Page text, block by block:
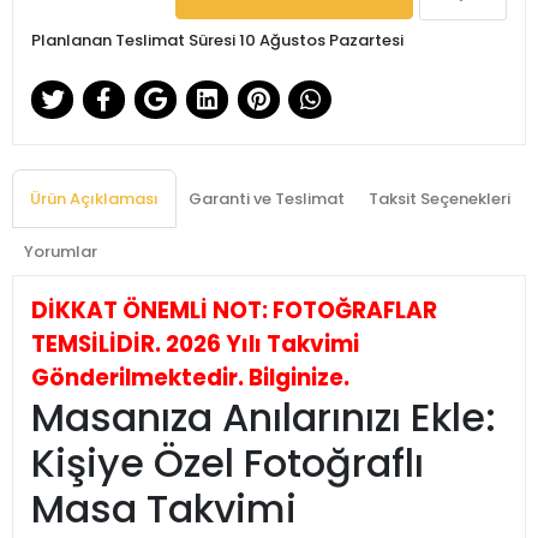
Planlanan Teslimat Süresi 10 Ağustos Pazartesi
Ürün Açıklaması Garanti ve Teslimat Taksit Seçenekleri
Yorumlar
DİKKAT ÖNEMLİ NOT: FOTOĞRAFLAR
TEMSİLİDİR. 2026 Yılı Takvimi
Gönderilmektedir. Bilginize.
Masanıza Anılarınızı Ekle:
Kişiye Özel Fotoğraflı
Masa Takvimi